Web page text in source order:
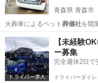
青森県 青森市
火葬車によるペット 葬儀社
起業をする… す。 ペット葬儀社
ペット
葬儀社を開業し、ペット
したい方はお…
青森 青森市 ペット
【未経験
ー募集
完全週休2日で
ドライバーダイレ